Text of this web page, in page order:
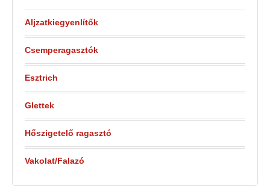
Aljzatkiegyenlítők
Csemperagasztók
Esztrich
Glettek
Hőszigetelő ragasztó
Vakolat/Falazó